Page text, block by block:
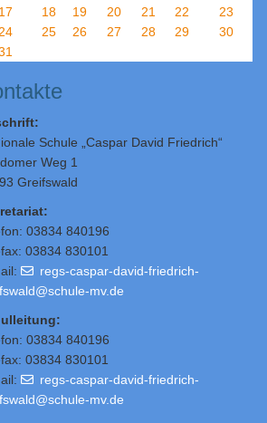
17
18 19 20 21 22
23
24
25 26 27 28 29
30
Schule „Caspar David Friedrich“
Weg 1
Greifswald
03834 840196
03834 830101
regs-caspar-david-friedrich-
mv.de
:
03834 840196
03834 830101
regs-caspar-david-friedrich-
mv.de